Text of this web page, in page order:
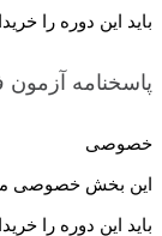
باید این دوره را
پاسخنامه آزمون
خصوصی
این بخش خصوصی
باید این دوره را